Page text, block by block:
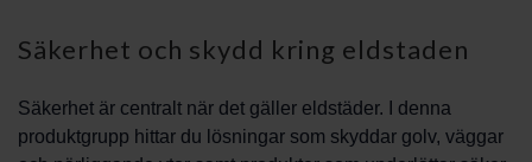
Säkerhet och skydd kring eldstaden
Säkerhet är centralt när det gäller eldstäder. I denna
produktgrupp hittar du lösningar som skyddar golv, väggar